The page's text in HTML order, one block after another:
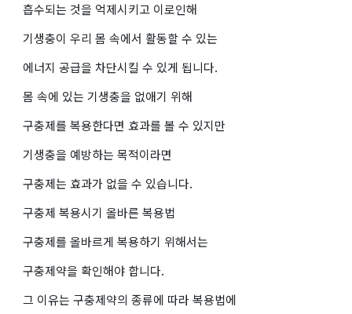
흡수되는 것을 억제시키고 이로인해
기생충이 우리 몸 속에서 활동할 수 있는
에너지 공급을 차단시킬 수 있게 됩니다.
몸 속에 있는 기생충을 없애기 위해
구충제를 복용한다면 효과를 볼 수 있지만
기생충을 예방하는 목적이라면
구충제는 효과가 없을 수 있습니다.
구충제 복용시기 올바른 복용법
구충제를 올바르게 복용하기 위해서는
구충제약을 확인해야 합니다.
그 이유는 구충제약의 종류에 따라 복용법에